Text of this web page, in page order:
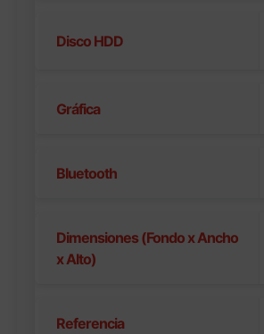
Disco HDD
Gráfica
Bluetooth
Dimensiones (Fondo x Ancho
x Alto)
Referencia